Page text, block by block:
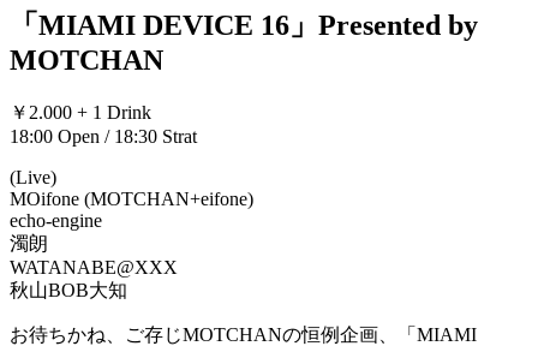
「MIAMI DEVICE 16」Presented by
MOTCHAN
￥2.000 + 1 Drink
18:00 Open / 18:30 Strat
(Live)
MOifone (MOTCHAN+eifone)
echo-engine
濁朗
WATANABE@XXX
秋山BOB大知
お待ちかね、ご存じMOTCHANの恒例企画、「MIAMI